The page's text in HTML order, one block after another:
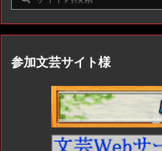
参加文芸サイト様